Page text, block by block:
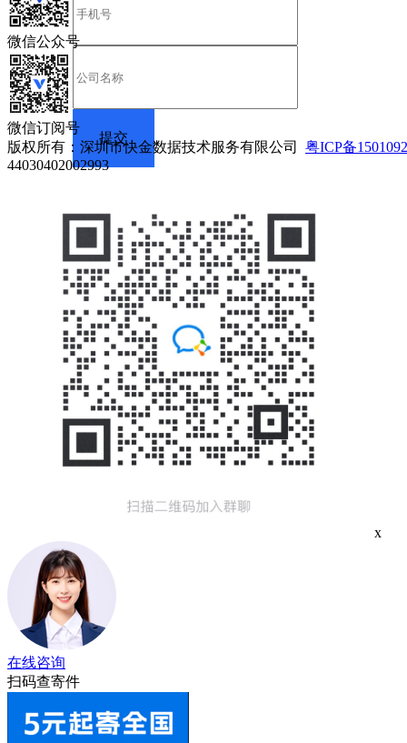
微信公众号
微信订阅号
版权所有：深圳市快金数据技术服务有限公司 粤ICP备
44030402002993
x
在线咨询
扫码查寄件